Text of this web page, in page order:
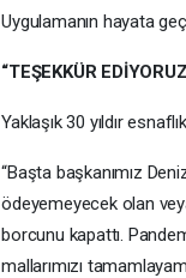
Uygulamanın hayata
“TEŞEKKÜR
Yaklaşık 30 yıldır
“Başta başkanımız
ödeyemeyecek olan
borcunu kapattı.
mallarımızı